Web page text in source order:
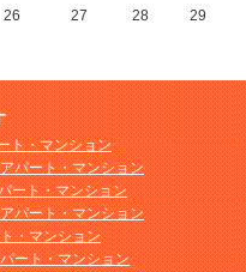
26 27 28
29
ト・マンション
パート・マンション
ート・マンション
パート・マンション
・マンション
ート・マンション